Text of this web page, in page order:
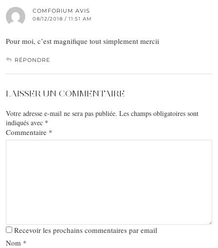
COMFORIUM AVIS
08/12/2018 / 11:51 AM
Pour moi, c’est magnifique tout simplement mercii
RÉPONDRE
LAISSER UN COMMENTAIRE
Votre adresse e-mail ne sera pas publiée. Les champs obligatoires sont
indiqués avec *
Commentaire *
Recevoir les prochains commentaires par email
Nom *